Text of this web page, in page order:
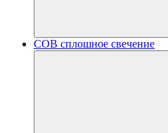
COB сплошное свечение